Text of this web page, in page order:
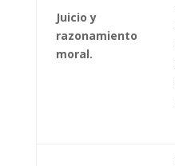
Juicio y
razonamiento
moral.